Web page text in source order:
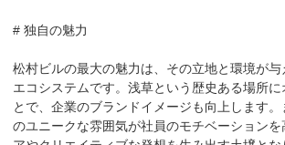
# 独自の魅力
松村ビルの最大の魅力は、その立地と環境が与
エコシステムです。浅草という歴史ある場所に
とで、企業のブランドイメージも向上します
のユニークな雰囲気が社員のモチベーション